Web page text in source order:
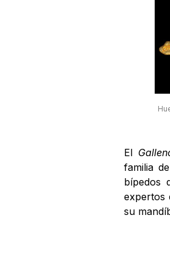
El
familia
bípedos
expertos
su